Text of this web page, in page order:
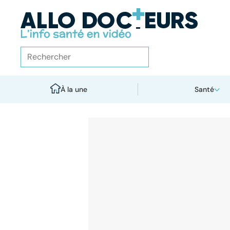
À la une Santé